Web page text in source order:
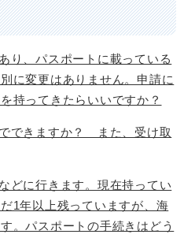
り、パスポートに載っている
に変更はありません。申請に
持ってきたらいいですか？
できますか？ また、受け取
どに行きます。現在持ってい
1年以上残っていますが、海
。パスポートの手続きはどう